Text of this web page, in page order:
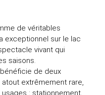
de véritables
exceptionnel sur le lac
vivant qui
saisons.
de deux
atout extrêmement rare,
: stationnement,